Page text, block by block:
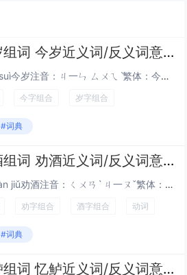
今岁拼音读音 今岁组词 今岁近义词/反义词意思解释
词语：今岁今岁拼音：jīn suì今岁注音：ㄐ一ㄣ ㄙㄨㄟˋ繁体：今歲内容： 词语解释今岁[ jīn suì ]⒈ 指今年。例今岁是个丰收年。英this year;引证解释⒈ 今年。引唐 元稹 《赋得数蓂》诗：“尧...
今字组合 岁字组合
#词典
劝酒拼音读音 劝酒组词 劝酒近义词/反义词意思解释
词语：劝酒劝酒拼音：quàn jiǔ劝酒注音：ㄑㄨㄢˋ ㄐ一ㄡˇ繁体：勸酒内容： 词语解释劝酒[ quàn jiǔ ]⒈ 在酒席上劝人喝酒。英urge sb. to drink(at a banquet);引证解释⒈ &nbs...
劝字组合 酒字组合 动词
#词典
忆鲈拼音读音 忆鲈组词 忆鲈近义词/反义词意思解释